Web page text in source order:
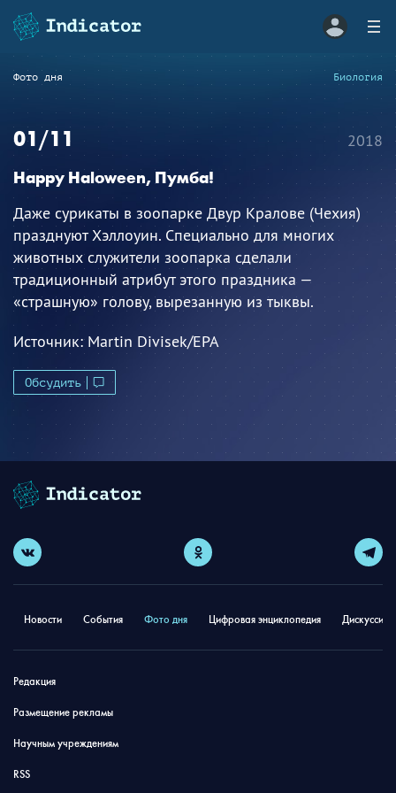
Фото дня Биология
01/11
Happy Haloween, Пумба!
Даже сурикаты в зоопарке Двур Кралове (Чехия)
празднуют Хэллоуин. Специально для многих
животных служители зоопарка сделали
традиционный атрибут этого праздника —
«страшную» голову, вырезанную из тыквы.
Источник:Martin Divisek/EPA
Обсудить
2018
Новости События Фото дня Цифровая энциклопедия
Редакция
Размещение рекламы
Научным учреждениям
RSS